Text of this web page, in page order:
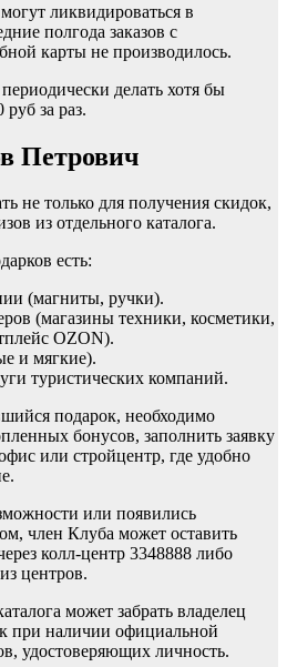
ликвидироваться в
полгода заказов с
карты не производилось.
делать хотя бы
за раз.
Петрович
не только для получения скидок,
из отдельного каталога.
есть:
(магниты, ручки).
(магазины техники, косметики,
OZON).
и мягкие).
туристических компаний.
подарок, необходимо
бонусов, заполнить заявку
или стройцентр, где удобно
или появились
член Клуба может оставить
колл-центр 3348888 либо
центров.
может забрать владелец
при наличии официальной
удостоверяющих личность.